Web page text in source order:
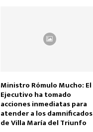
Ministro Rómulo Mucho: El
Ejecutivo ha tomado
acciones inmediatas para
atender a los damnificados
de Villa María del Triunfo